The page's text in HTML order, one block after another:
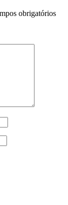
obrigatórios